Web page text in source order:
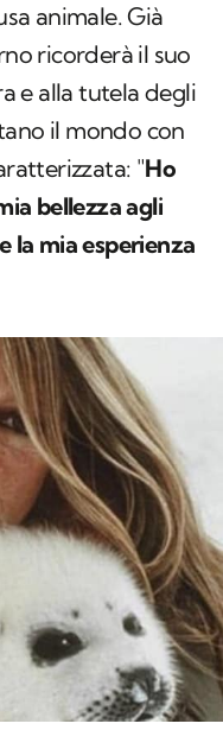
animale. Già
ricorderà il suo
e alla tutela degli
il mondo con
"Ho
bellezza agli
la mia esperienza